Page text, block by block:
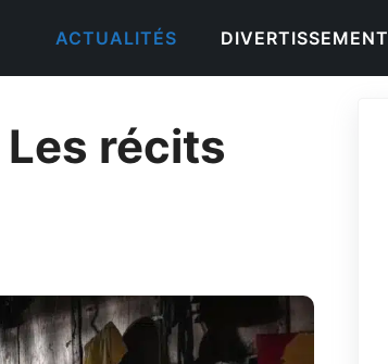
ACTUALITÉS DIVERTISSEMENT
récits